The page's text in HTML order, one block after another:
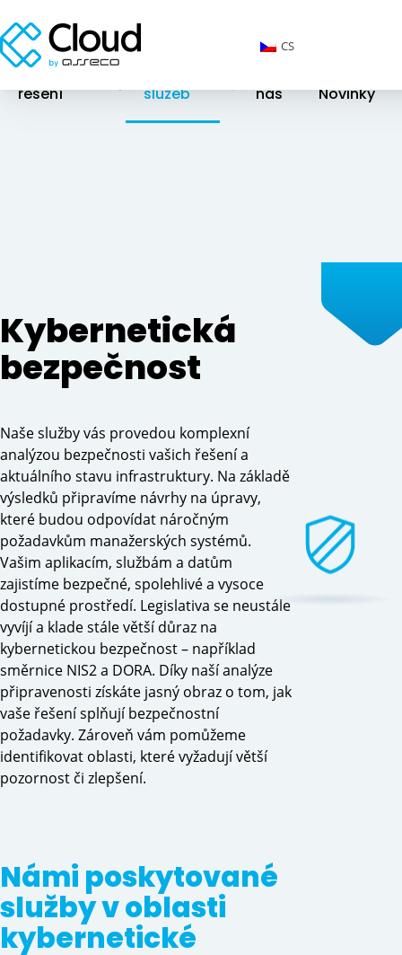
řešení služeb nás Novinky
Kybernetická
bezpečnost
Naše služby vás provedou komplexní
analýzou bezpečnosti vašich řešení a
aktuálního stavu infrastruktury. Na základě
výsledků připravíme návrhy na úpravy,
které budou odpovídat náročným
požadavkům manažerských systémů.
Vašim aplikacím, službám a datům
zajistíme bezpečné, spolehlivé a vysoce
dostupné prostředí. Legislativa se neustále
vyvíjí a klade stále větší důraz na
kybernetickou bezpečnost – například
směrnice NIS2 a DORA. Díky naší analýze
připravenosti získáte jasný obraz o tom, jak
vaše řešení splňují bezpečnostní
požadavky. Zároveň vám pomůžeme
identifikovat oblasti, které vyžadují větší
pozornost či zlepšení.
Námi poskytované
služby v oblasti
kybernetické
CS